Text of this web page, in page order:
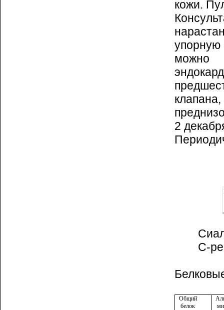
кожи.
мо­ж­­но
2
С-
Общий
белок